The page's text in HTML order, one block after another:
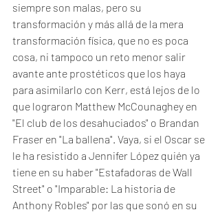
siempre son malas, pero su
transformación y más allá de la mera
transformación física, que no es poca
cosa, ni tampoco un reto menor salir
avante ante prostéticos que los haya
para asimilarlo con Kerr, está lejos de lo
que lograron Matthew McCounaghey en
"El club de los desahuciados" o Brandan
Fraser en "La ballena". Vaya, si el Oscar se
le ha resistido a Jennifer López quién ya
tiene en su haber "Estafadoras de Wall
Street" o "Imparable: La historia de
Anthony Robles" por las que sonó en su